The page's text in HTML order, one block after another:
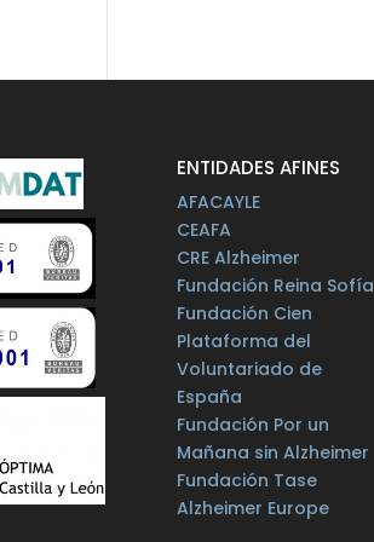
ENTIDADES AFINES
AFACAYLE
CEAFA
CRE Alzheimer
Fundación Reina Sofía
Fundación Cien
Plataforma del
Voluntariado de
España
Fundación Por un
Mañana sin Alzheimer
Fundación Tase
Alzheimer Europe